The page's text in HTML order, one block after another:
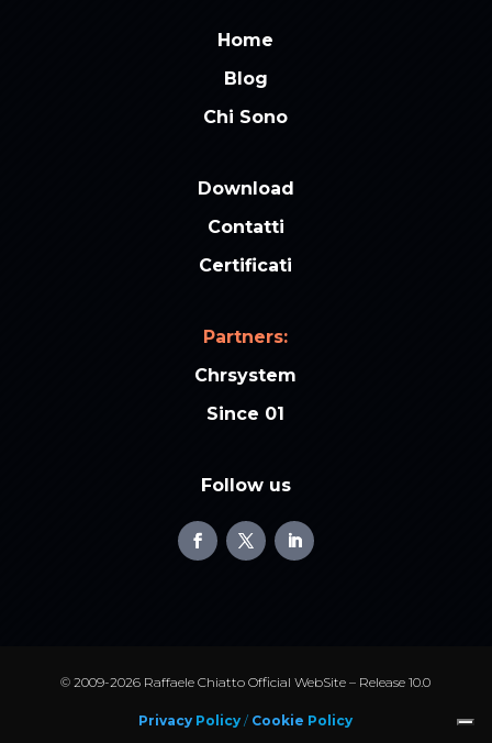
Home
Blog
Chi Sono
Download
Contatti
Certificati
Partners:
Chrsystem
Since 01
Follow us
© 2009-2026 Raffaele Chiatto Official WebSite – Release 10.0
Privacy Policy / Cookie Policy